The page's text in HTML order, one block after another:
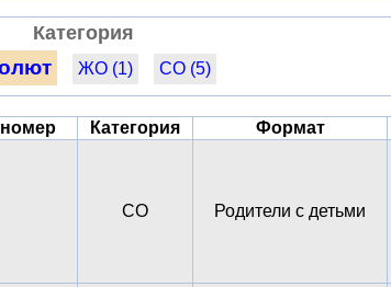
Категория
ЖО (1) СО (5)
Категория Формат
СО Родители с детьми